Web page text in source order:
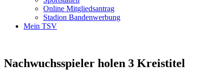
Online Mitgliedsantrag
Stadion Bandenwerbung
Mein TSV
Nachwuchsspieler holen 3 Kreistitel